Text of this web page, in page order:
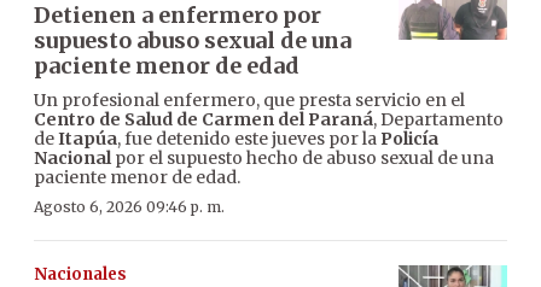
Detienen a enfermero por
supuesto abuso sexual de una
paciente menor de edad
Un profesional enfermero, que presta servicio en el
Centro de Salud de Carmen del Paraná, Departamento
deItapúa, fue detenido este jueves por la Policía
Nacionalpor el supuesto hecho de abuso sexual de una
paciente menor de edad.
Agosto 6, 2026 09:46 p. m.
Nacionales